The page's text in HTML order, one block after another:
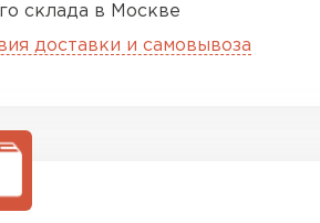
склада в Москве
доставки и самовывоза